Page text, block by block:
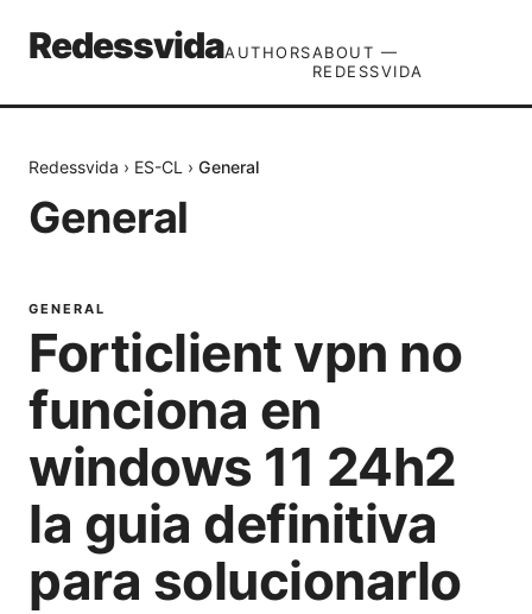
RedessvidaAUTHORSABOUT —
REDESSVIDA
Redessvida › ES-CL › General
General
GENERAL
Forticlient vpn no
funciona en
windows 11 24h2
la guia definitiva
para solucionarlo